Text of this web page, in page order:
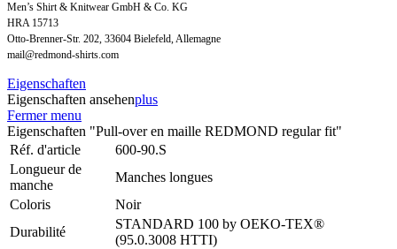
Men’s Shirt & Knitwear GmbH & Co. KG
HRA 15713
Otto-Brenner-Str. 202, 33604 Bielefeld, Allemagne
mail@redmond-shirts.com
Eigenschaften
Eigenschaften ansehenplus
Fermer menu
Eigenschaften "Pull-over en maille REDMOND regular fit"
Réf. d'article
600-90.S
Longueur de
manche
Manches longues
Coloris
Noir
Durabilité
STANDARD 100 by OEKO-TEX®
(95.0.3008 HTTI)